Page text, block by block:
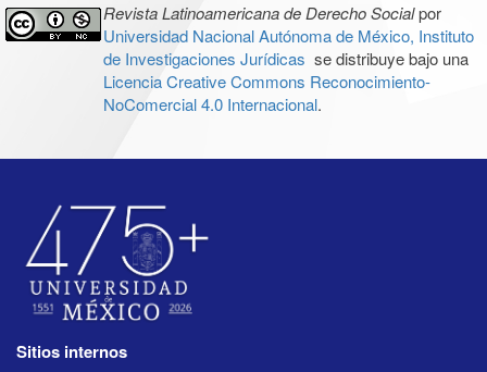
Revista Latinoamericana de Derecho Socialpor
Universidad Nacional Autónoma de México, Instituto
de Investigaciones Jurídicas se distribuye bajo una
Licencia Creative Commons Reconocimiento-
NoComercial 4.0 Internacional.
Sitios internos